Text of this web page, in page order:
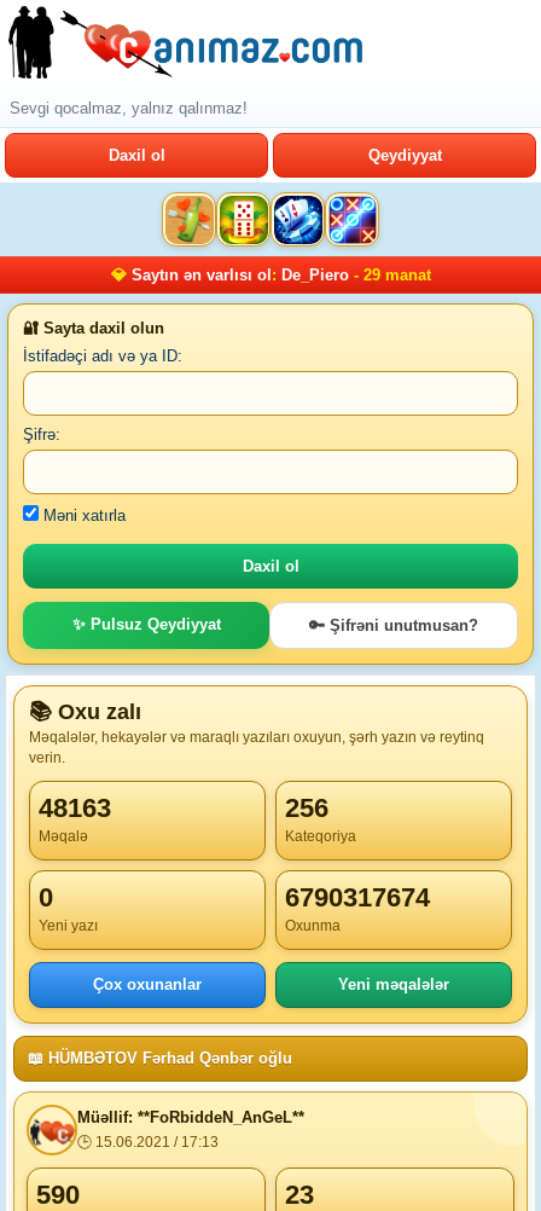
Sevgi qocalmaz, yalnız qalınmaz!
Daxil ol Qeydiyyat
💎 Saytın ən varlısı ol : De_Piero- 29 manat
🔐 Sayta daxil olun
İstifadəçi adı və ya ID:
Şifrə:
Məni xatırla
✨ Pulsuz Qeydiyyat 🔑 Şifrəni unutmusan?
📚 Oxu zalı
Məqalələr, hekayələr və maraqlı yazıları oxuyun, şərh yazın və reytinq
verin.
48163
Məqalə
256
Kateqoriya
0
Yeni yazı
6790317674
Oxunma
Çox oxunanlar Yeni məqalələr
📖 HÜMBƏTOV Fərhad Qənbər oğlu
Müəllif: **FoRbiddeN_AnGeL**
🕒 15.06.2021 / 17:13
590 23